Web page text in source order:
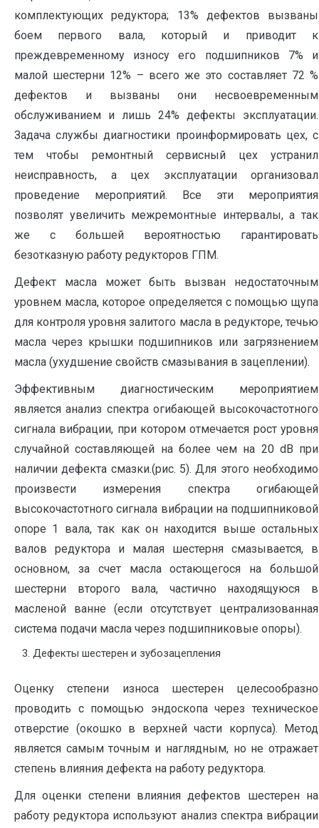
комплектующих редуктора; 13% дефектов вызваны
боем первого вала, который и приводит к
преждевременному износу его подшипников 7% и
малой шестерни 12% – всего же это составляет 72 %
дефектов и вызваны они несвоевременным
обслуживанием и лишь 24% дефекты эксплуатации.
Задача службы диагностики проинформировать цех, с
тем чтобы ремонтный сервисный цех устранил
неисправность, а цех эксплуатации организовал
проведение мероприятий. Все эти мероприятия
позволят увеличить межремонтные интервалы, а так
же с большей вероятностью гарантировать
безотказную работу редукторов ГПМ.
Дефект масла может быть вызван недостаточным
уровнем масла, которое определяется с помощью щупа
для контроля уровня залитого масла в редукторе, течью
масла через крышки подшипников или загрязнением
масла (ухудшение свойств смазывания в зацеплении).
Эффективным диагностическим мероприятием
является анализ спектра огибающей высокочастотного
сигнала вибрации, при котором отмечается рост уровня
случайной составляющей на более чем на 20 dB при
наличии дефекта смазки.(рис. 5). Для этого необходимо
произвести измерения спектра огибающей
высокочастотного сигнала вибрации на подшипниковой
опоре 1 вала, так как он находится выше остальных
валов редуктора и малая шестерня смазывается, в
основном, за счет масла остающегося на большой
шестерни второго вала, частично находящуюся в
масленой ванне (если отсутствует централизованная
система подачи масла через подшипниковые опоры).
Дефекты шестерен и зубозацепления
Оценку степени износа шестерен целесообразно
проводить с помощью эндоскопа через техническое
отверстие (окошко в верхней части корпуса). Метод
является самым точным и наглядным, но не отражает
степень влияния дефекта на работу редуктора.
Для оценки степени влияния дефектов шестерен на
работу редуктора используют анализ спектра вибрации